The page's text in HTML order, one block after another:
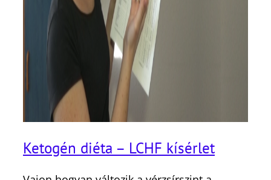
Ketogén diéta – LCHF kísérlet